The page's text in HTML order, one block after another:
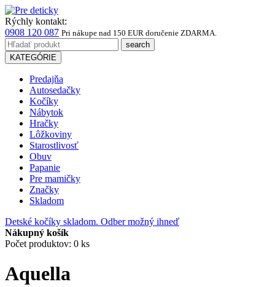
Rýchly kontakt:
0908 120 087 Pri nákupe nad 150 EUR doručenie ZDARMA.
KATEGÓRIE
Predajňa
Autosedačky
Kočíky
Nábytok
Hračky
Lôžkoviny
Starostlivosť
Obuv
Papanie
Pre mamičky
Značky
Skladom
Detské kočíky skladom. Odber možný ihneď
Nákupný košík
Počet produktov: 0 ks
Aquella